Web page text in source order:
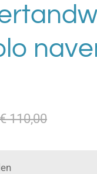
€ 110,00